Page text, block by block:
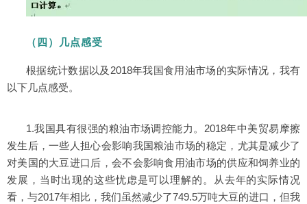
（四）几点感受
根据统计数据以及2018年我国食用油市场的实际情况，我有
以下几点感受。
1.我国具有很强的粮油市场调控能力。2018年中美贸易摩擦
发生后，一些人担心会影响我国粮油市场的稳定，尤其是减少了
对美国的大豆进口后，会不会影响食用油市场的供应和饲养业的
发展，当时出现的这些忧虑是可以理解的。从去年的实际情况
看，与2017年相比，我们虽然减少了749.5万吨大豆的进口，但我